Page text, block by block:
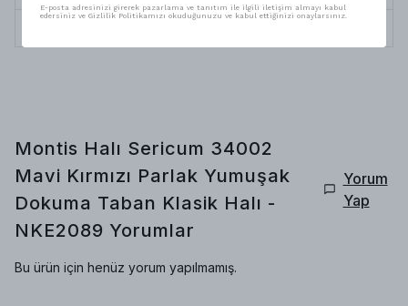
Montis Halı Sericum 34002
Mavi Kırmızı Parlak Yumuşak
Dokuma Taban Klasik Halı -
NKE2089 Yorumlar
Yorum
Yap
Bu ürün için henüz yorum yapılmamış.
E-posta adresinizi girerek pazarlama ve tanıtım ile ilgili iletişim almayı kabul
edersiniz ve Gizlilik Politikamızı okuduğunuzu ve kabul ettiğinizi onaylarsınız.